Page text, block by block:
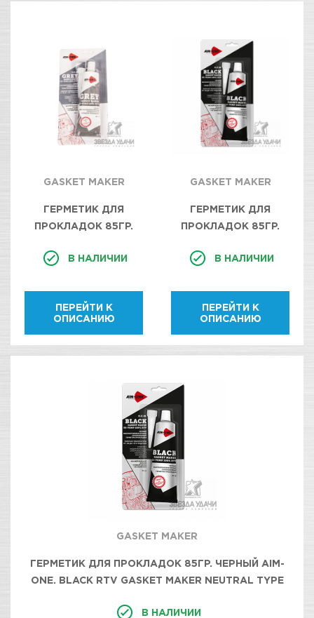
GASKET MAKER
ГЕРМЕТИК ДЛЯ
ПРОКЛАДОК 85ГР.
RTV GASKET MAKER
GY0085/12
В НАЛИЧИИ
ПЕРЕЙТИ К
ОПИСАНИЮ
GASKET MAKER
ГЕРМЕТИК ДЛЯ
ПРОКЛАДОК 85ГР.
RTV GASKET MAKER
BL0085/12
В НАЛИЧИИ
ПЕРЕЙТИ К
ОПИСАНИЮ
GASKET MAKER
ГЕРМЕТИК ДЛЯ ПРОКЛАДОК 85ГР. ЧЕРНЫЙ AIM-
ONE. BLACK RTV GASKET MAKER NEUTRAL TYPE
В НАЛИЧИИ